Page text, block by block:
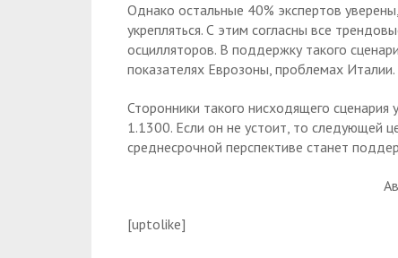
Однако остальные 40% экспертов
укрепляться. С этим согласны все
осцилляторов. В поддержку такого
показателях Еврозоны, проблемах Италии.
Сторонники такого нисходящего
1.1300. Если он не устоит, то следующей
среднесрочной перспективе станет
[uptolike]